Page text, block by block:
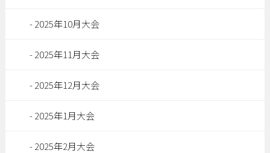
2025年10月大会
2025年11月大会
2025年12月大会
2025年1月大会
2025年2月大会